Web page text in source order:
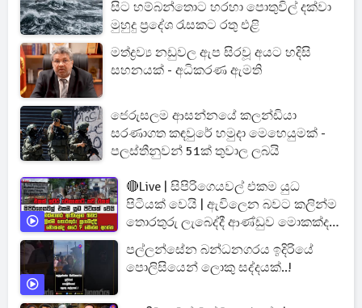
සිට හම්බන්තොට හරහා පොතුවිල් දක්වා
මුහුදු ප්‍රදේශ රැසකට රතු එළි
මත්ද්‍රව්‍ය නඩුවල ඇප සිරවූ අයට හදිසි
සහනයක් - අධිකරණ ඇමති
ජෙරුසලම ආසන්නයේ කලන්ඩියා
සරණාගත කඳවුරේ හමුදා මෙහෙයුමක් -
පලස්තීනුවන් 51ක් තුවාල ලබයි
🔴Live | සිපිරිගෙයවල් එකම යුධ
පිටියක් වෙයි | ඇවිලෙන බවට කලින්ම
තොරතුරු ලැබෙද්දී ආණ්ඩුව මොකක්ද
කරේ ?
පල්ලන්සේන බන්ධනගරය ඉදිරියේ
පොලිසියෙන් ලොකු සද්දයක්..!